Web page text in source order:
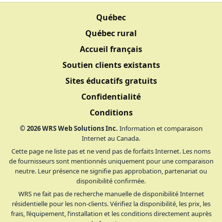
Québec
Québec rural
Accueil français
Soutien clients existants
Sites éducatifs gratuits
Confidentialité
Conditions
©2026WRS Web Solutions Inc. Information et comparaison
Internet au Canada.
Cette page ne liste pas et ne vend pas de forfaits Internet. Les noms
de fournisseurs sont mentionnés uniquement pour une comparaison
neutre. Leur présence ne signifie pas approbation, partenariat ou
disponibilité confirmée.
WRS ne fait pas de recherche manuelle de disponibilité Internet
résidentielle pour les non-clients. Vérifiez la disponibilité, les prix, les
frais, l’équipement, l’installation et les conditions directement auprès